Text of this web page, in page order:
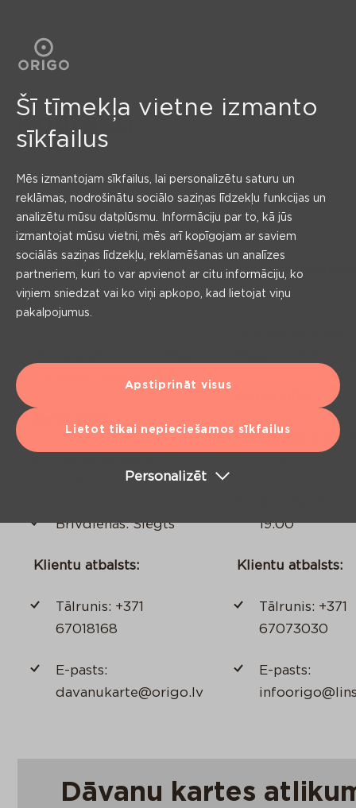
Šī tīmekļa vietne izmanto
sīkfailus
Mēs izmantojam sīkfailus, lai personalizētu saturu un
reklāmas, nodrošinātu sociālo saziņas līdzekļu funkcijas un
analizētu mūsu datplūsmu. Informāciju par to, kā jūs
izmantojat mūsu vietni, mēs arī kopīgojam ar saviem
sociālās saziņas līdzekļu, reklamēšanas un analīzes
partneriem, kuri to var apvienot ar citu informāciju, ko
viņiem sniedzat vai ko viņi apkopo, kad lietojat viņu
pakalpojumus.
Apstiprināt visus
Lietot tikai nepieciešamos sīkfailus
Personalizēt
Kontakti
Origo Dāvanu kartes
interneta veikala biroja
adrese:
LV 1050, Latvija
Brīvdienās: Slēgts
Klientu atbalsts:
Tālrunis: +371
67018168
E-pasts:
davanukarte@origo.lv
Origo
centrs:
Darbadienās:
19:00
Klientu atbalsts:
Tālrunis: +371
67073030
E-pasts:
Dāvanu kartes